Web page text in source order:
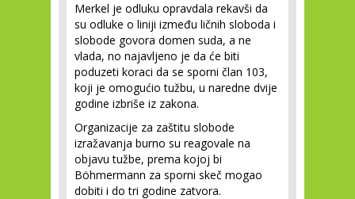
Merkel je odluku opravdala rekavši da
su odluke o liniji između ličnih sloboda i
slobode govora domen suda, a ne
vlada, no najavljeno je da će biti
poduzeti koraci da se sporni član 103,
koji je omogućio tužbu, u naredne dvije
godine izbriše iz zakona.
Organizacije za zaštitu slobode
izražavanja burno su reagovale na
objavu tužbe, prema kojoj bi
Böhmermann za sporni skeč mogao
dobiti i do tri godine zatvora.